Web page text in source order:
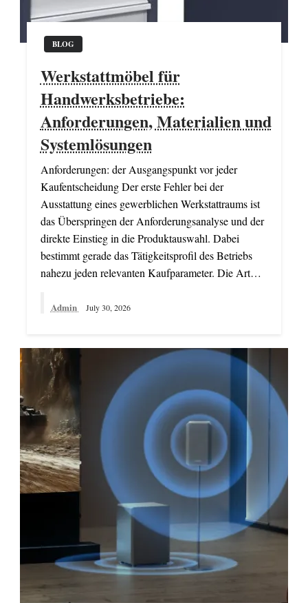
BLOG
Werkstattmöbel für
Handwerksbetriebe:
Anforderungen, Materialien und
Systemlösungen
Anforderungen: der Ausgangspunkt vor jeder
Kaufentscheidung Der erste Fehler bei der
Ausstattung eines gewerblichen Werkstattraums ist
das Überspringen der Anforderungsanalyse und der
direkte Einstieg in die Produktauswahl. Dabei
bestimmt gerade das Tätigkeitsprofil des Betriebs
nahezu jeden relevanten Kaufparameter. Die Art…
Admin July 30, 2026